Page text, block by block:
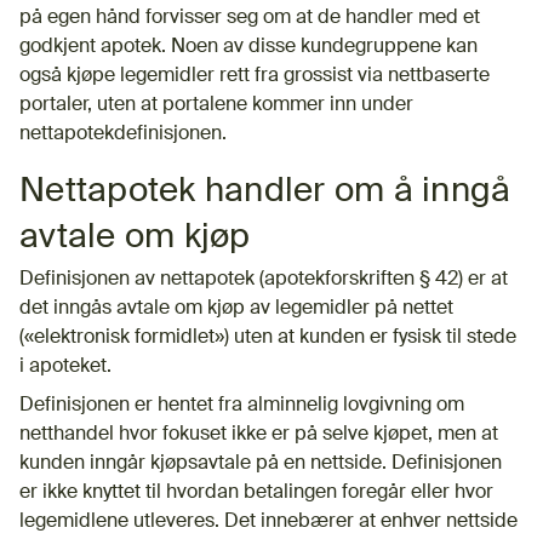
på egen hånd forvisser seg om at de handler med et
godkjent apotek. Noen av disse kundegruppene kan
også kjøpe legemidler rett fra grossist via nettbaserte
portaler, uten at portalene kommer inn under
nettapotekdefinisjonen.
Nettapotek handler om å inngå
avtale om kjøp
Definisjonen av nettapotek (apotekforskriften § 42) er at
det inngås avtale om kjøp av legemidler på nettet
(«elektronisk formidlet») uten at kunden er fysisk til stede
i apoteket.
Definisjonen er hentet fra alminnelig lovgivning om
netthandel hvor fokuset ikke er på selve kjøpet, men at
kunden inngår kjøpsavtale på en nettside. Definisjonen
er ikke knyttet til hvordan betalingen foregår eller hvor
legemidlene utleveres. Det innebærer at enhver nettside